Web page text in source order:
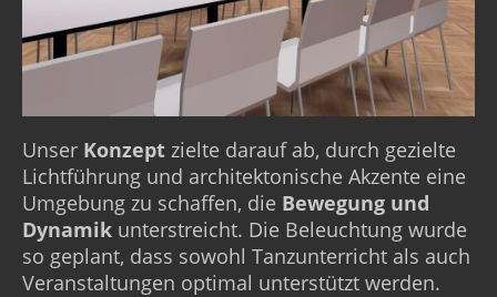
Unser Konzept zielte darauf ab, durch gezielte
Lichtführung und architektonische Akzente eine
Umgebung zu schaffen, die Bewegung und
Dynamik unterstreicht. Die Beleuchtung wurde
so geplant, dass sowohl Tanzunterricht als auch
Veranstaltungen optimal unterstützt werden.